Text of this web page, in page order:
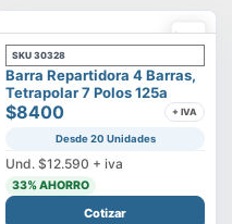
SKU 30328
Barra Repartidora 4 Barras,
Tetrapolar 7 Polos 125a
$8400 + IVA
Desde 20 Unidades
Und. $12.590 + iva
33% AHORRO
Cotizar